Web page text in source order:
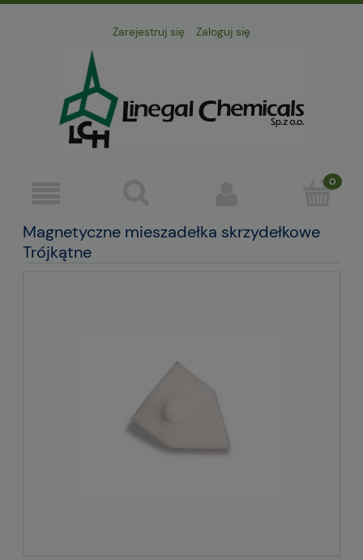
Zarejestruj się Zaloguj się
Magnetyczne mieszadełka skrzydełkowe
Trójkątne